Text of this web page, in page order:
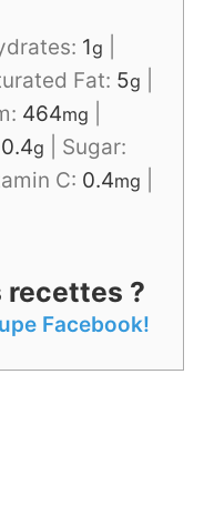
1g
Fat: 5g
464mg
0.4g
Sugar:
C: 0.4mg
recettes ?
Facebook!